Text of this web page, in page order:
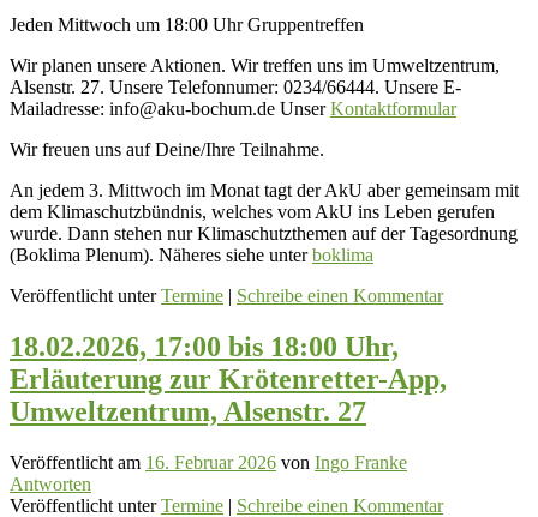
Jeden Mittwoch um 18:00 Uhr Gruppentreffen
Wir planen unsere Aktionen. Wir treffen uns im Umweltzentrum,
Alsenstr. 27. Unsere Telefonnumer: 0234/66444. Unsere E-
Mailadresse: info@aku-bochum.de UnserKontaktformular
Wir freuen uns auf Deine/Ihre Teilnahme.
An jedem 3. Mittwoch im Monat tagt der AkU aber gemeinsam mit
dem Klimaschutzbündnis, welches vom AkU ins Leben gerufen
wurde. Dann stehen nur Klimaschutzthemen auf der Tagesordnung
(Boklima Plenum). Näheres siehe unterboklima
Veröffentlicht unter Termine | Schreibe einen Kommentar
18.02.2026, 17:00 bis 18:00 Uhr,
Erläuterung zur Krötenretter-App,
Umweltzentrum, Alsenstr. 27
Veröffentlicht am 16. Februar 2026 von Ingo Franke
Antworten
Veröffentlicht unter Termine | Schreibe einen Kommentar